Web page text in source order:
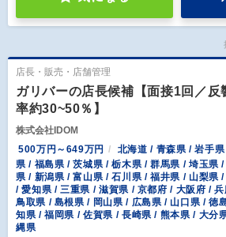
店長・販売・店舗管理
ガリバーの店長候補【面接1回／反
率約30~50％】
株式会社IDOM
500万円～649万円
北海道 / 青森県 / 岩手
県 / 福島県 / 茨城県 / 栃木県 / 群馬県 / 埼玉県
県 / 新潟県 / 富山県 / 石川県 / 福井県 / 山梨県
/ 愛知県 / 三重県 / 滋賀県 / 京都府 / 大阪府 /
鳥取県 / 島根県 / 岡山県 / 広島県 / 山口県 / 徳
知県 / 福岡県 / 佐賀県 / 長崎県 / 熊本県 / 大分
縄県